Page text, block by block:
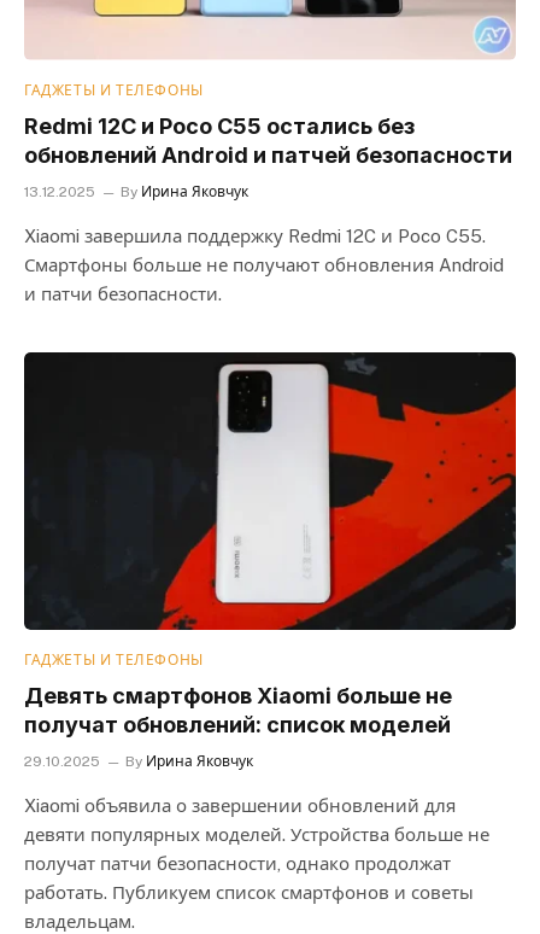
ГАДЖЕТЫ И ТЕЛЕФОНЫ
Redmi 12C и Poco C55 остались без
обновлений Android и патчей безопасности
13.12.2025 By Ирина Яковчук
Xiaomi завершила поддержку Redmi 12C и Poco C55.
Смартфоны больше не получают обновления Android
и патчи безопасности.
ГАДЖЕТЫ И ТЕЛЕФОНЫ
Девять смартфонов Xiaomi больше не
получат обновлений: список моделей
29.10.2025 By Ирина Яковчук
Xiaomi объявила о завершении обновлений для
девяти популярных моделей. Устройства больше не
получат патчи безопасности, однако продолжат
работать. Публикуем список смартфонов и советы
владельцам.